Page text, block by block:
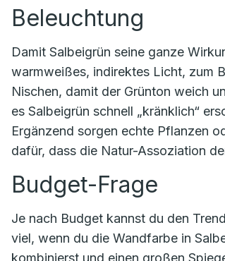
Beleuchtung
Damit Salbeigrün seine ganze
warmweißes, indirektes Licht, zum
Nischen, damit der Grünton weich
es Salbeigrün schnell „kränklich“
Ergänzend sorgen echte Pflanzen
dafür, dass die Natur-Assoziation
Budget-Frage
Je nach Budget kannst du den
viel, wenn du die Wandfarbe in
kombinierst und einen großen